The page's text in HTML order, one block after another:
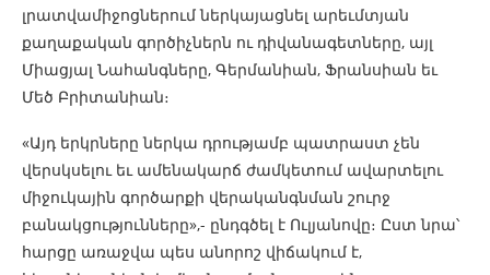
լրատվամիջոցներում ներկայացնել արեւմտյան
քաղաքական գործիչներն ու դիվանագետները, այլ
Միացյալ Նահանգները, Գերմանիան, Ֆրանսիան եւ
Մեծ Բրիտանիան։
«Այդ երկրները ներկա դրությամբ պատրաստ չեն
վերսկսելու եւ ամենակարճ ժամկետում ավարտելու
միջուկային գործարքի վերականգնման շուրջ
բանակցությունները»,- ընդգծել է Ուլյանովը։ Ըստ նրա՝
հարցը առաջվա պես անորոշ վիճակում է,